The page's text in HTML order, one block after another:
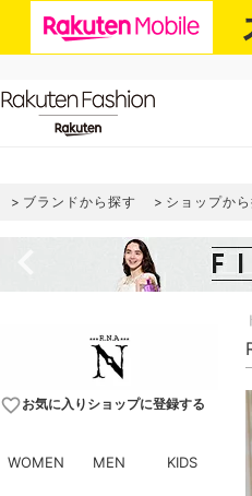
ブランドから探す ショップか
favorite_borderお気に入りショップに登録する
WOMEN MEN KIDS